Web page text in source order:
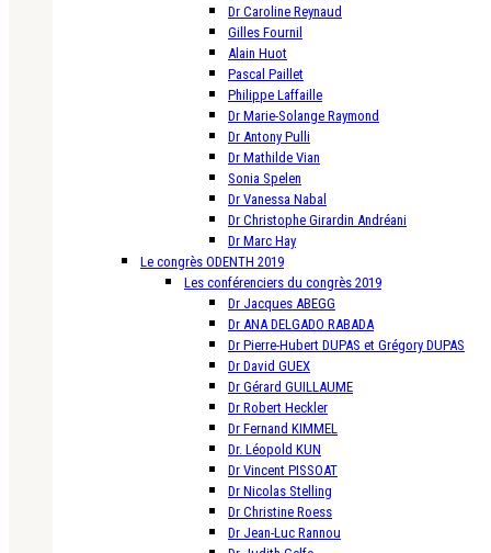
Dr Caroline Reynaud
Gilles Fournil
Alain Huot
Pascal Paillet
Philippe Laffaille
Dr Marie-Solange Raymond
Dr Antony Pulli
Dr Mathilde Vian
Sonia Spelen
Dr Vanessa Nabal
Dr Christophe Girardin Andréani
Dr Marc Hay
Le congrès ODENTH 2019
Les conférenciers du congrès 2019
Dr Jacques ABEGG
Dr ANA DELGADO RABADA
Dr Pierre-Hubert DUPAS et Grégory DUPAS
Dr David GUEX
Dr Gérard GUILLAUME
Dr Robert Heckler
Dr Fernand KIMMEL
Dr. Léopold KUN
Dr Vincent PISSOAT
Dr Nicolas Stelling
Dr Christine Roess
Dr Jean-Luc Rannou